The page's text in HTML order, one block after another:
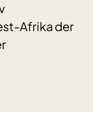
Afrika der